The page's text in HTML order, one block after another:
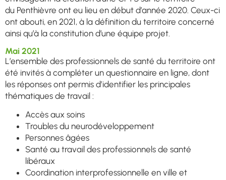
du Penthièvre ont eu lieu en début d’année 2020. Ceux-ci
ont abouti, en 2021, à la définition du territoire concerné
ainsi qu’à la constitution d’une équipe projet.
Mai 2021
L’ensemble des professionnels de santé du territoire ont
été invités à compléter un questionnaire en ligne, dont
les réponses ont permis d’identifier les principales
thématiques de travail :
Accès aux soins
Troubles du neurodéveloppement
Personnes âgées
Santé au travail des professionnels de santé
libéraux
Coordination interprofessionnelle en ville et